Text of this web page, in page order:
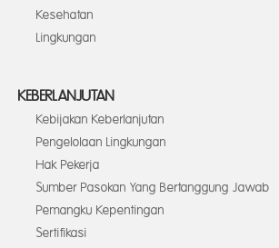
Kesehatan
Lingkungan
KEBERLANJUTAN
Kebijakan Keberlanjutan
Pengelolaan Lingkungan
Hak Pekerja
Sumber Pasokan Yang Bertanggung Jawab
Pemangku Kepentingan
Sertifikasi